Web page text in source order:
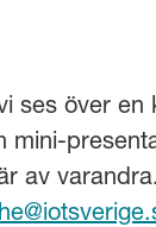
ses över
mini-
av